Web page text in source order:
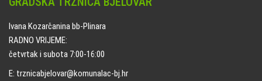
Ivana Kozarčanina bb-Plinara
RADNO VRIJEME:
četvrtak i subota 7:00-16:00
E: trznicabjelovar@komunalac-bj.hr